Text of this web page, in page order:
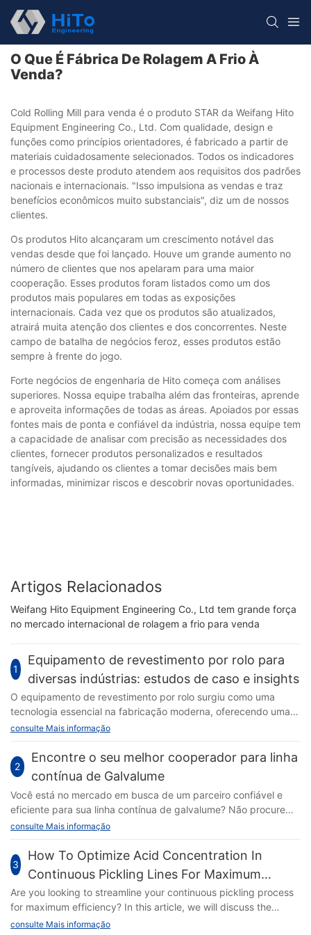
O Que É Fábrica De Rolagem A Frio À
Venda?
Cold Rolling Mill para venda é o produto STAR da Weifang Hito
Equipment Engineering Co., Ltd. Com qualidade, design e
funções como princípios orientadores, é fabricado a partir de
materiais cuidadosamente selecionados. Todos os indicadores
e processos deste produto atendem aos requisitos dos padrões
nacionais e internacionais. "Isso impulsiona as vendas e traz
benefícios econômicos muito substanciais", diz um de nossos
clientes.
Os produtos Hito alcançaram um crescimento notável das
vendas desde que foi lançado. Houve um grande aumento no
número de clientes que nos apelaram para uma maior
cooperação. Esses produtos foram listados como um dos
produtos mais populares em todas as exposições
internacionais. Cada vez que os produtos são atualizados,
atrairá muita atenção dos clientes e dos concorrentes. Neste
campo de batalha de negócios feroz, esses produtos estão
sempre à frente do jogo.
Forte negócios de engenharia de Hito começa com análises
superiores. Nossa equipe trabalha além das fronteiras, aprende
e aproveita informações de todas as áreas. Apoiados por essas
fontes mais de ponta e confiável da indústria, nossa equipe tem
a capacidade de analisar com precisão as necessidades dos
clientes, fornecer produtos personalizados e resultados
tangíveis, ajudando os clientes a tomar decisões mais bem
informadas, minimizar riscos e descobrir novas oportunidades.
Artigos Relacionados
Weifang Hito Equipment Engineering Co., Ltd tem grande força
no mercado internacional de rolagem a frio para venda
1
Equipamento de revestimento por rolo para
diversas indústrias: estudos de caso e insights
O equipamento de revestimento por rolo surgiu como uma
tecnologia essencial na fabricação moderna, oferecendo uma
mistura de eficiência e precisão que transforma os métodos
camada uniforme de material sobre um substrato móvel,
normalmente um rolo, para criar superfícies lisas e consistentes.
Suas aplicações abrangem vários setores, incluindo
automotivo, embalagens, eletrônicos e muito mais. Ao melhorar
a qualidade do produto e reduzir o desperdício, o equipamento
de revestimento por rolo está revolucionando a maneira como
equipamento de revestimento por rolo A adoção de
equipamentos de revestimento por rolo traz diversas
vantagens aos processos de fabricação. Um dos benefícios
mais significativos é a melhoria da qualidade do produto,
obtida por meio da aplicação consistente e controlada de
materiais. Isso garante durabilidade e atende aos rigorosos
consulte Mais informação
2
Encontre o seu melhor cooperador para linha
contínua de Galvalume
Você está no mercado em busca de um parceiro confiável e
eficiente para sua linha contínua de galvalume? Não procure
mais! Neste artigo, nós o guiaremos sobre como encontrar o
interrupções. Continue lendo para descobrir os principais
fatores a serem considerados na seleção do melhor parceiro
para sua linha de galvalume. # Encontre o seu melhor
cooperador para linha contínua de Galvalume ## para
Tecnologia de Revestimento Galvalume Galvalume é uma
tecnologia revolucionária de revestimento metálico que
consulte Mais informação
3
How To Optimize Acid Concentration In
Continuous Pickling Lines For Maximum
Efficiency
Are you looking to streamline your continuous pickling process
for maximum efficiency? In this article, we will discuss the
importance of optimizing acid concentration in pickling lines
consulte Mais informação